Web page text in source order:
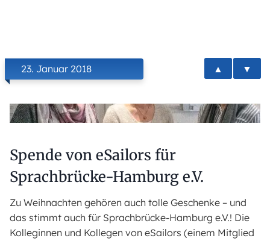
23. Januar 2018 ▲ ▼
Spende von eSailors für
Sprachbrücke-Hamburg e.V.
Zu Weihnachten gehören auch tolle Geschenke – und
das stimmt auch für Sprachbrücke-Hamburg e.V.! Die
Kolleginnen und Kollegen von eSailors (einem Mitglied